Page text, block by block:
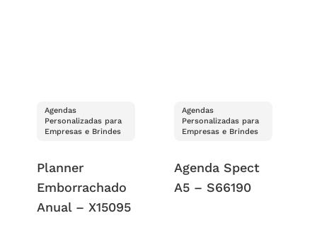
Agendas
Personalizadas para
Empresas e Brindes
Planner
Emborrachado
Anual – X15095
Agendas
Personalizadas para
Empresas e Brindes
Agenda Spect
A5 – S66190